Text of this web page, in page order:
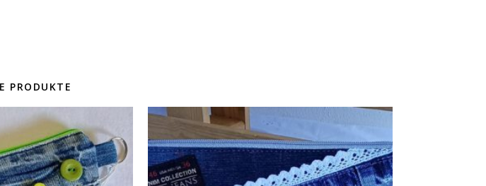
PRODUKTE